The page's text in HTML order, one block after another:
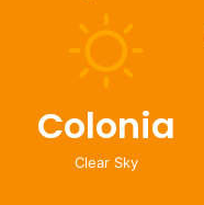
Colonia
Clear Sky